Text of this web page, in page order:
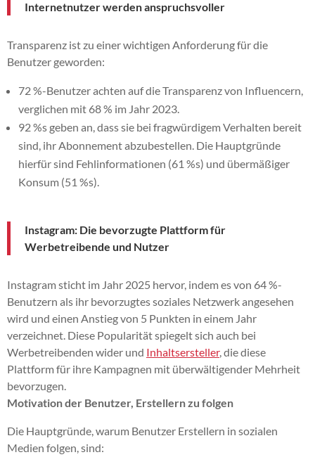
Internetnutzer werden anspruchsvoller
Transparenz ist zu einer wichtigen Anforderung für die
Benutzer geworden:
72 %-Benutzer achten auf die Transparenz von Influencern,
verglichen mit 68 % im Jahr 2023.
92 %s geben an, dass sie bei fragwürdigem Verhalten bereit
sind, ihr Abonnement abzubestellen. Die Hauptgründe
hierfür sind Fehlinformationen (61 %s) und übermäßiger
Konsum (51 %s).
Instagram: Die bevorzugte Plattform für
Werbetreibende und Nutzer
Instagram sticht im Jahr 2025 hervor, indem es von 64 %-
Benutzern als ihr bevorzugtes soziales Netzwerk angesehen
wird und einen Anstieg von 5 Punkten in einem Jahr
verzeichnet. Diese Popularität spiegelt sich auch bei
Werbetreibenden wider und Inhaltsersteller, die diese
Plattform für ihre Kampagnen mit überwältigender Mehrheit
bevorzugen.
Motivation der Benutzer, Erstellern zu folgen
Die Hauptgründe, warum Benutzer Erstellern in sozialen
Medien folgen, sind: